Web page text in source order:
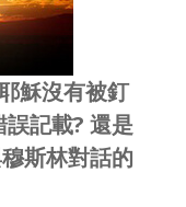
穌沒有被釘
記載? 還是
斯林對話的